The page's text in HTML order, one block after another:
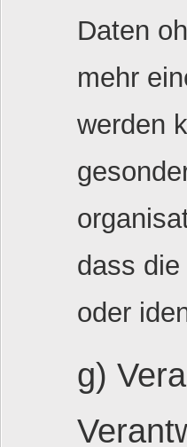
Daten
mehr
werden
dass
oder
g)